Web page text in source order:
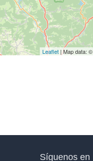
Leaflet | Map data: ©
Síguenos en